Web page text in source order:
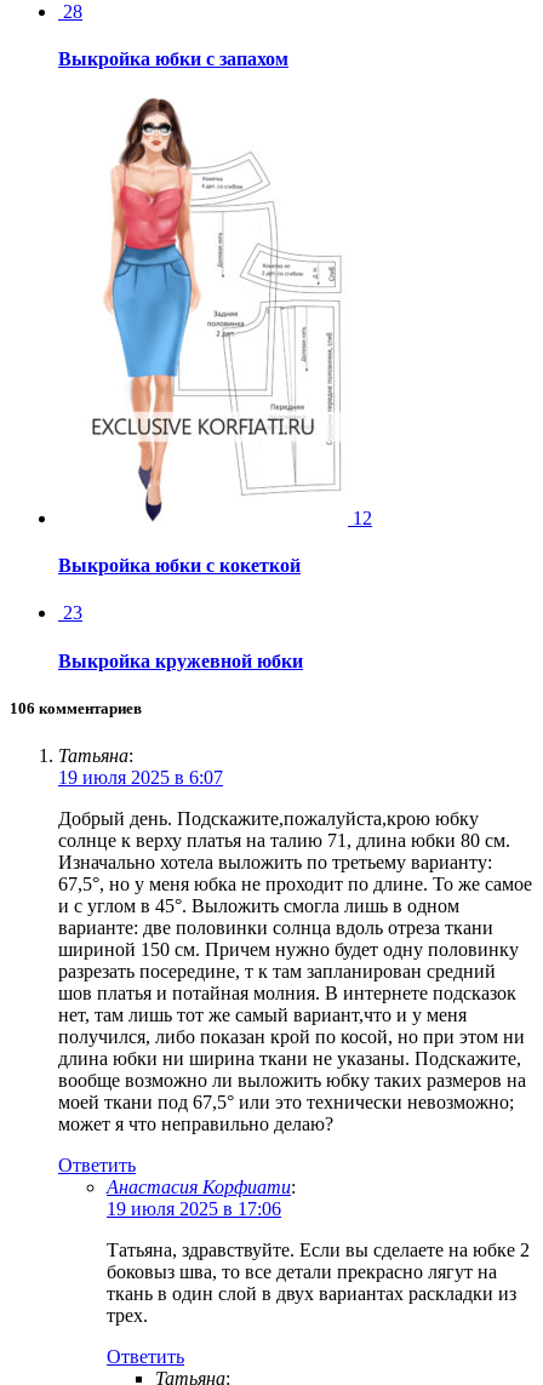
28
Выкройка юбки с запахом
12
Выкройка юбки с кокеткой
23
Выкройка кружевной юбки
106 комментариев
Татьяна:
19 июля 2025 в 6:07
Добрый день. Подскажите,пожалуйста,крою юбку
солнце к верху платья на талию 71, длина юбки 80 см.
Изначально хотела выложить по третьему варианту:
67,5°, но у меня юбка не проходит по длине. То же самое
и с углом в 45°. Выложить смогла лишь в одном
варианте: две половинки солнца вдоль отреза ткани
шириной 150 см. Причем нужно будет одну половинку
разрезать посередине, т к там запланирован средний
шов платья и потайная молния. В интернете подсказок
нет, там лишь тот же самый вариант,что и у меня
получился, либо показан крой по косой, но при этом ни
длина юбки ни ширина ткани не указаны. Подскажите,
вообще возможно ли выложить юбку таких размеров на
моей ткани под 67,5° или это технически невозможно;
может я что неправильно делаю?
Ответить
Анастасия Корфиати:
19 июля 2025 в 17:06
Татьяна, здравствуйте. Если вы сделаете на юбке 2
боковыз шва, то все детали прекрасно лягут на
ткань в один слой в двух вариантах раскладки из
трех.
Ответить
Татьяна: